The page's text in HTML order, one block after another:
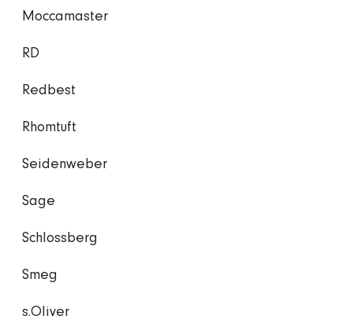
Moccamaster
RD
Redbest
Rhomtuft
Seidenweber
Sage
Schlossberg
Smeg
s.Oliver